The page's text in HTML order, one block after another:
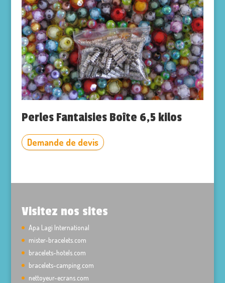
Perles Fantaisies Boîte 6,5 kilos
Demande de devis
Visitez nos sites
Apa Lagi International
mister-bracelets.com
bracelets-hotels.com
bracelets-camping.com
nettoyeur-ecrans.com